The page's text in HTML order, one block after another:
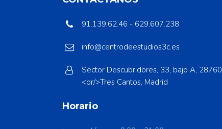
91.139.62.46 - 629.607.238
info@centrodeestudios3c.es
Sector Descubridores, 33, bajo A, 28760
<br/>Tres Cantos, Madrid
Horario